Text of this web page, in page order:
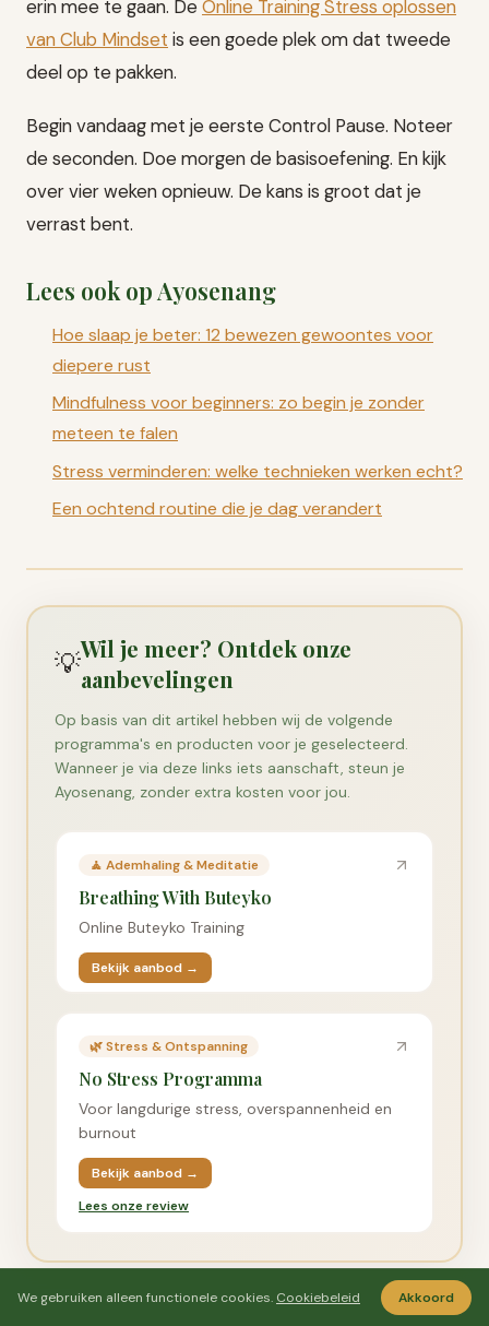
erin mee te gaan. DeOnline Training Stress oplossen
van Club Mindset is een goede plek om dat tweede
deel op te pakken.
Begin vandaag met je eerste Control Pause. Noteer
de seconden. Doe morgen de basisoefening. En kijk
over vier weken opnieuw. De kans is groot dat je
verrast bent.
Lees ook op Ayosenang
Hoe slaap je beter: 12 bewezen gewoontes voor
diepere rust
Mindfulness voor beginners: zo begin je zonder
meteen te falen
Stress verminderen: welke technieken werken echt?
Een ochtend routine die je dag verandert
💡Wil je meer? Ontdek onze
aanbevelingen
Op basis van dit artikel hebben wij de volgende
programma's en producten voor je geselecteerd.
Wanneer je via deze links iets aanschaft, steun je
Ayosenang, zonder extra kosten voor jou.
🧘 Ademhaling & Meditatie
Breathing With Buteyko
Online Buteyko Training
Bekijk aanbod →
🌿Stress & Ontspanning
No Stress Programma
Voor langdurige stress, overspannenheid en
burnout
Bekijk aanbod →
Lees onze review
We gebruiken alleen functionele cookies. Cookiebeleid Akkoord